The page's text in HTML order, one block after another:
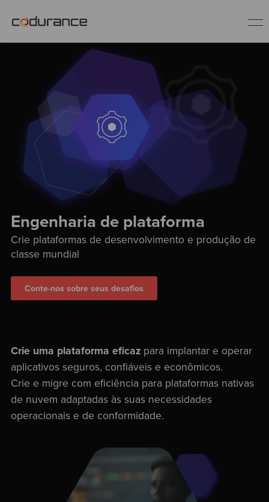
Indústrias
Serviços
Fale conosco
Engenharia de plataforma
Crie plataformas de desenvolvimento e produção de
classe mundial
Conte-nos sobre seus desafios
Crie uma plataforma eficazpara implantar e operar
aplicativos seguros, confiáveis e econômicos.
Crie e migre com eficiência para plataformas nativas
de nuvem adaptadas às suas necessidades
operacionais e de conformidade.